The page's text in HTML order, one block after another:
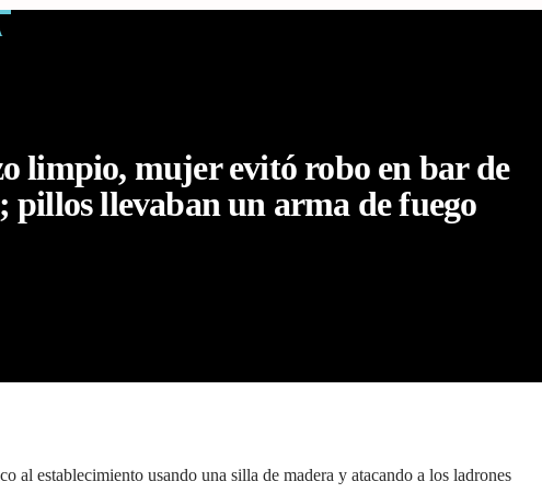
limpio, mujer evitó robo en bar de
pillos llevaban un arma de fuego
al establecimiento usando una silla de madera y atacando a los ladrones